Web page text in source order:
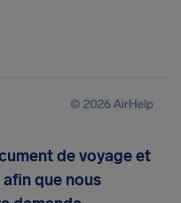
de voyage et
que nous